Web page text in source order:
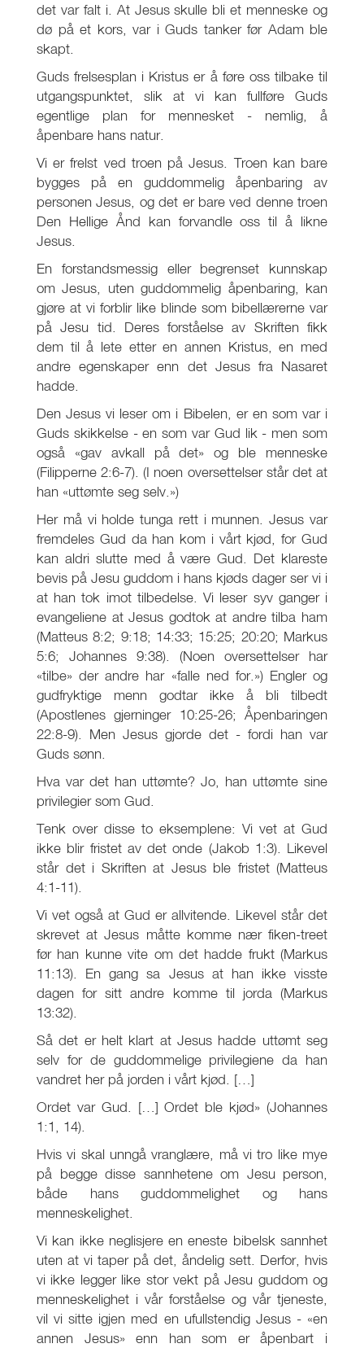
det var falt i. At Jesus skulle bli et menneske og
dø på et kors, var i Guds tanker før Adam ble
skapt.
Guds frelsesplan i Kristus er å føre oss tilbake til
utgangspunktet, slik at vi kan fullføre Guds
egentlige plan for mennesket - nemlig, å
åpenbare hans natur.
Vi er frelst ved troen på Jesus. Troen kan bare
bygges på en guddommelig åpenbaring av
personen Jesus, og det er bare ved denne troen
Den Hellige Ånd kan forvandle oss til å likne
Jesus.
En forstandsmessig eller begrenset kunnskap
om Jesus, uten guddommelig åpenbaring, kan
gjøre at vi forblir like blinde som bibellærerne var
på Jesu tid. Deres forståelse av Skriften fikk
dem til å lete etter en annen Kristus, en med
andre egenskaper enn det Jesus fra Nasaret
hadde.
Den Jesus vi leser om i Bibelen, er en som var i
Guds skikkelse - en som var Gud lik - men som
også «gav avkall på det» og ble menneske
(Filipperne 2:6-7). (I noen oversettelser står det at
han «uttømte seg selv.»)
Her må vi holde tunga rett i munnen. Jesus var
fremdeles Gud da han kom i vårt kjød, for Gud
kan aldri slutte med å være Gud. Det klareste
bevis på Jesu guddom i hans kjøds dager ser vi i
at han tok imot tilbedelse. Vi leser syv ganger i
evangeliene at Jesus godtok at andre tilba ham
(Matteus 8:2; 9:18; 14:33; 15:25; 20:20; Markus
5:6; Johannes 9:38). (Noen oversettelser har
«tilbe» der andre har «falle ned for.») Engler og
gudfryktige menn godtar ikke å bli tilbedt
(Apostlenes gjerninger 10:25-26; Åpenbaringen
22:8-9). Men Jesus gjorde det - fordi han var
Guds sønn.
Hva var det han uttømte? Jo, han uttømte sine
privilegier som Gud.
Tenk over disse to eksemplene: Vi vet at Gud
ikke blir fristet av det onde (Jakob 1:3). Likevel
står det i Skriften at Jesus ble fristet (Matteus
4:1-11).
Vi vet også at Gud er allvitende. Likevel står det
skrevet at Jesus måtte komme nær fiken-treet
før han kunne vite om det hadde frukt (Markus
11:13). En gang sa Jesus at han ikke visste
dagen for sitt andre komme til jorda (Markus
13:32).
Så det er helt klart at Jesus hadde uttømt seg
selv for de guddommelige privilegiene da han
vandret her på jorden i vårt kjød. […]
Ordet var Gud. […] Ordet ble kjød» (Johannes
1:1, 14).
Hvis vi skal unngå vranglære, må vi tro like mye
på begge disse sannhetene om Jesu person,
både hans guddommelighet og hans
menneskelighet.
Vi kan ikke neglisjere en eneste bibelsk sannhet
uten at vi taper på det, åndelig sett. Derfor, hvis
vi ikke legger like stor vekt på Jesu guddom og
menneskelighet i vår forståelse og vår tjeneste,
vil vi sitte igjen med en ufullstendig Jesus - «en
annen Jesus» enn han som er åpenbart i